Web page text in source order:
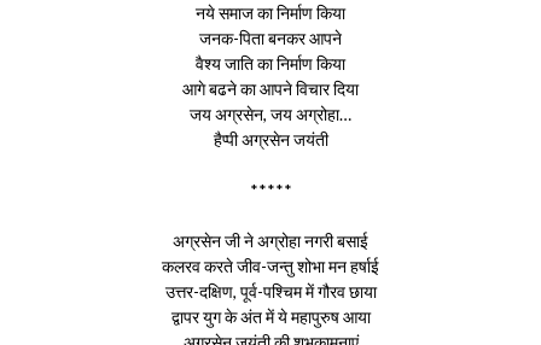
नये समाज का निर्माण किया
जनक-पिता बनकर आपने
वैश्य जाति का निर्माण किया
आगे बढने का आपने विचार दिया
जय अग्रसेन, जय अग्रोहा…
हैप्पी अग्रसेन जयंती
*****
अग्रसेन जी ने अग्रोहा नगरी बसाई
कलरव करते जीव-जन्तु शोभा मन हर्षाई
उत्तर-दक्षिण, पूर्व-पश्चिम में गौरव छाया
द्वापर युग के अंत में ये महापुरुष आया